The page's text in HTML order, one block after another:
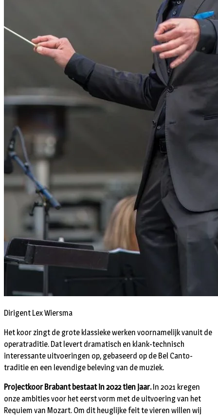
Dirigent Lex Wiersma
Het koor zingt de grote klassieke werken voornamelijk vanuit de
operatraditie. Dat levert dramatisch en klank-technisch
interessante uitvoeringen op, gebaseerd op de Bel Canto-
traditie en een levendige beleving van de muziek.
Projectkoor Brabant bestaat in 2022 tien jaar.In 2021 kregen
onze ambities voor het eerst vorm met de uitvoering van het
Requiem van Mozart. Om dit heuglijke feit te vieren willen wij